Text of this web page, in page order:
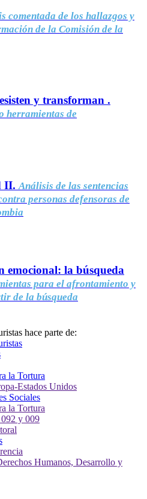
comentada de los hallazgos y
de la Comisión de la
y transforman .
herramientas de
II. Análisis de las sentencias
personas defensoras de
emocional: la búsqueda
para el afrontamiento y
de la búsqueda
hace parte de: